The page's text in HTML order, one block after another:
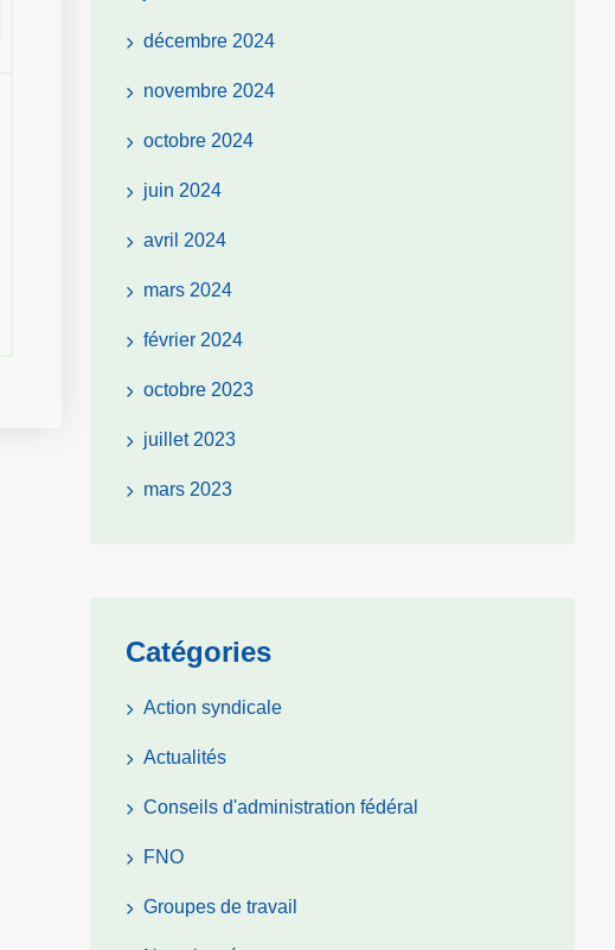
décembre 2024
novembre 2024
octobre 2024
juin 2024
avril 2024
mars 2024
février 2024
octobre 2023
juillet 2023
mars 2023
Catégories
Action syndicale
Actualités
Conseils d'administration fédéral
FNO
Groupes de travail